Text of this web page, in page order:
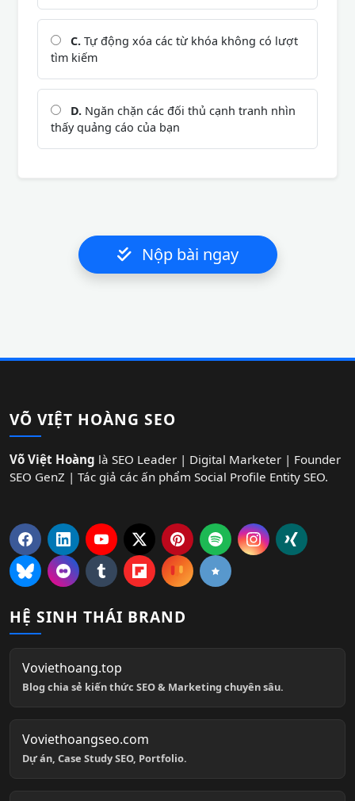
C. Tự động xóa các từ khóa không có lượt
tìm kiếm
D. Ngăn chặn các đối thủ cạnh tranh nhìn
thấy quảng cáo của bạn
Nộp bài ngay
VÕ VIỆT HOÀNG SEO
Võ Việt Hoàng là SEO Leader | Digital Marketer | Founder
SEO GenZ | Tác giả các ấn phẩm Social Profile Entity SEO.
HỆ SINH THÁI BRAND
Voviethoang.top
Blog chia sẻ kiến thức SEO & Marketing chuyên sâu.
Voviethoangseo.com
Dự án, Case Study SEO, Portfolio.